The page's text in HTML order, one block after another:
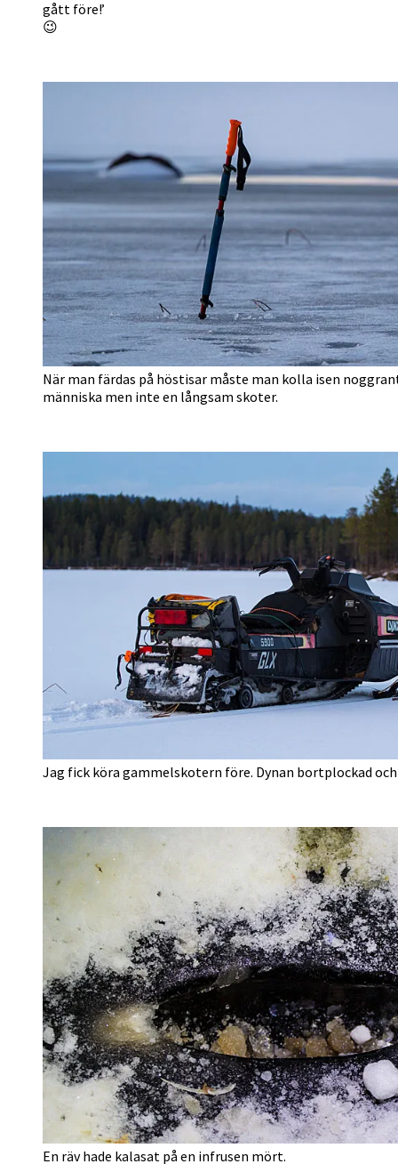
gått före!’
😉
När man färdas på höstisar måste man kolla isen
människa men inte en långsam skoter.
Jag fick köra gammelskotern före. Dynan bortplockad
En räv hade kalasat på en infrusen mört.